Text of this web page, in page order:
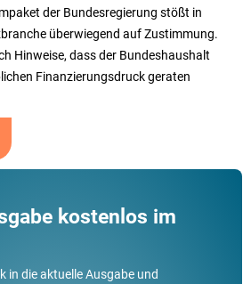
der Bundesregierung stößt in
überwiegend auf Zustimmung.
Hinweise, dass der Bundeshaushalt
Finanzierungsdruck geraten
kostenlos im
in die aktuelle Ausgabe und